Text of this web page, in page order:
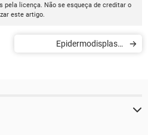
pela licença. Não se esqueça de creditar o
este artigo.
Epidermodisplasia